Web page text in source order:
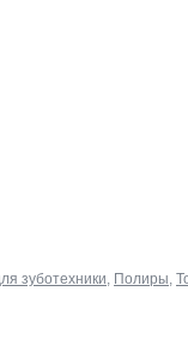
зуботехники, Полиры,